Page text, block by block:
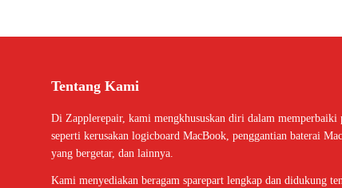
Tentang Kami
Di Zapplerepair, kami mengkhususkan diri dalam memperbaiki
seperti kerusakan logicboard MacBook, penggantian baterai
yang bergetar, dan lainnya.
Kami menyediakan beragam sparepart lengkap dan didukung